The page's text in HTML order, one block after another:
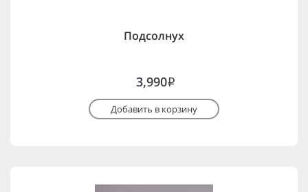
Подсолнух
3,990i
Добавить в корзину